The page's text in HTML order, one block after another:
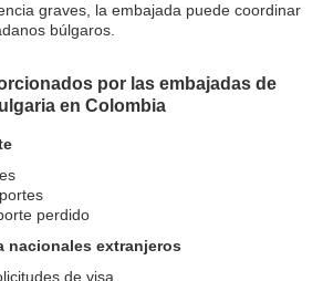
graves, la embajada puede coordinar
búlgaros.
por las embajadas de
en Colombia
perdido
nacionales extranjeros
de visa